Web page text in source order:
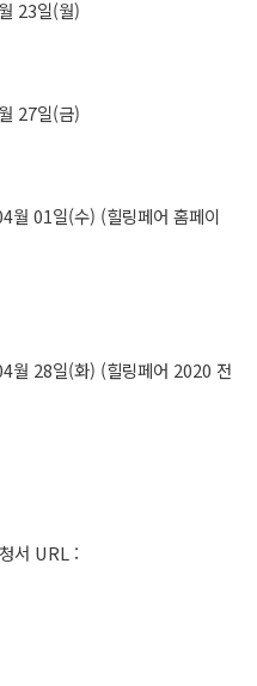
23일(월)
27일(금)
월 01일(수) (힐링페어 홈페이
월 28일(화) (힐링페어 2020 전
서 URL :